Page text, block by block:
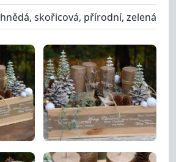
hnědá, skořicová, přírodní, zelená